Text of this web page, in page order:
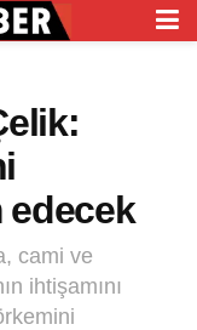
edecek
cami ve
ihtişamını